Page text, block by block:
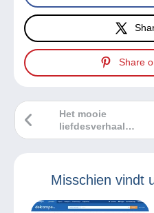
Share
Het mooie
liefdesverhaal
achter de
VS!
Misschien vindt